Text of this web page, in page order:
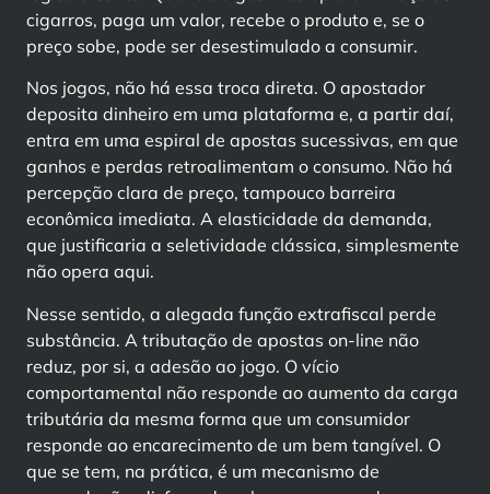
cigarros, paga um valor, recebe o produto e, se o
preço sobe, pode ser desestimulado a consumir.
Nos jogos, não há essa troca direta. O apostador
deposita dinheiro em uma plataforma e, a partir daí,
entra em uma espiral de apostas sucessivas, em que
ganhos e perdas retroalimentam o consumo. Não há
percepção clara de preço, tampouco barreira
econômica imediata. A elasticidade da demanda,
que justificaria a seletividade clássica, simplesmente
não opera aqui.
Nesse sentido, a alegada função extrafiscal perde
substância. A tributação de apostas on-line não
reduz, por si, a adesão ao jogo. O vício
comportamental não responde ao aumento da carga
tributária da mesma forma que um consumidor
responde ao encarecimento de um bem tangível. O
que se tem, na prática, é um mecanismo de